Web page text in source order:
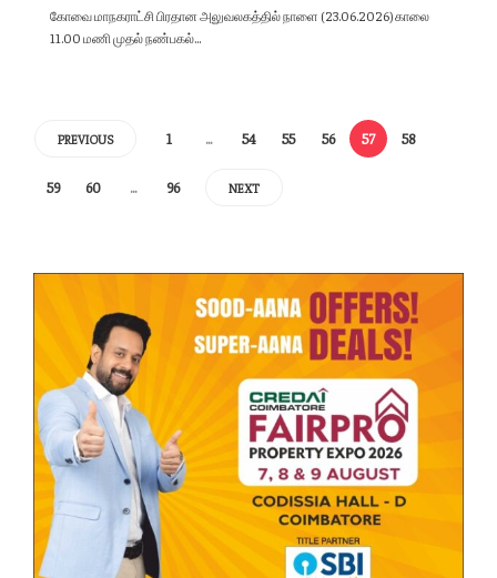
கோவை மாநகராட்சி பிரதான அலுவலகத்தில் நாளை (23.06.2026) காலை
11.00 மணி முதல் நண்பகல்...
PREVIOUS 1 … 54 55 56 57 58
59 60 … 96 NEXT